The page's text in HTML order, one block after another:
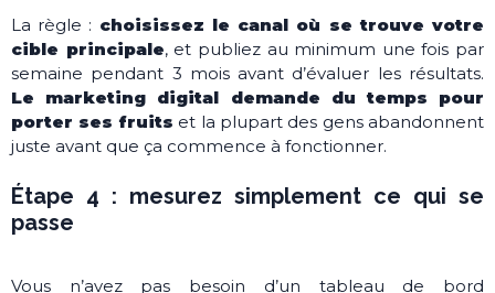
La règle : choisissez le canal où se trouve votre
cible principale, et publiez au minimum une fois par
semaine pendant 3 mois avant d’évaluer les résultats.
Le marketing digital demande du temps pour
porter ses fruits et la plupart des gens abandonnent
juste avant que ça commence à fonctionner.
Étape 4 : mesurez simplement ce qui se
passe
Vous n’avez pas besoin d’un tableau de bord